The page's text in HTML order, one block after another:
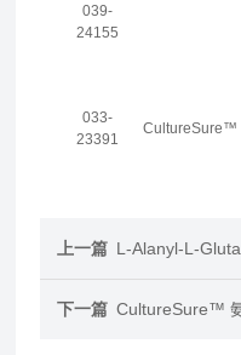
039-
24155
033-
23391
CultureSure™
上一篇 L-Alanyl-L-
下一篇 CultureSure™